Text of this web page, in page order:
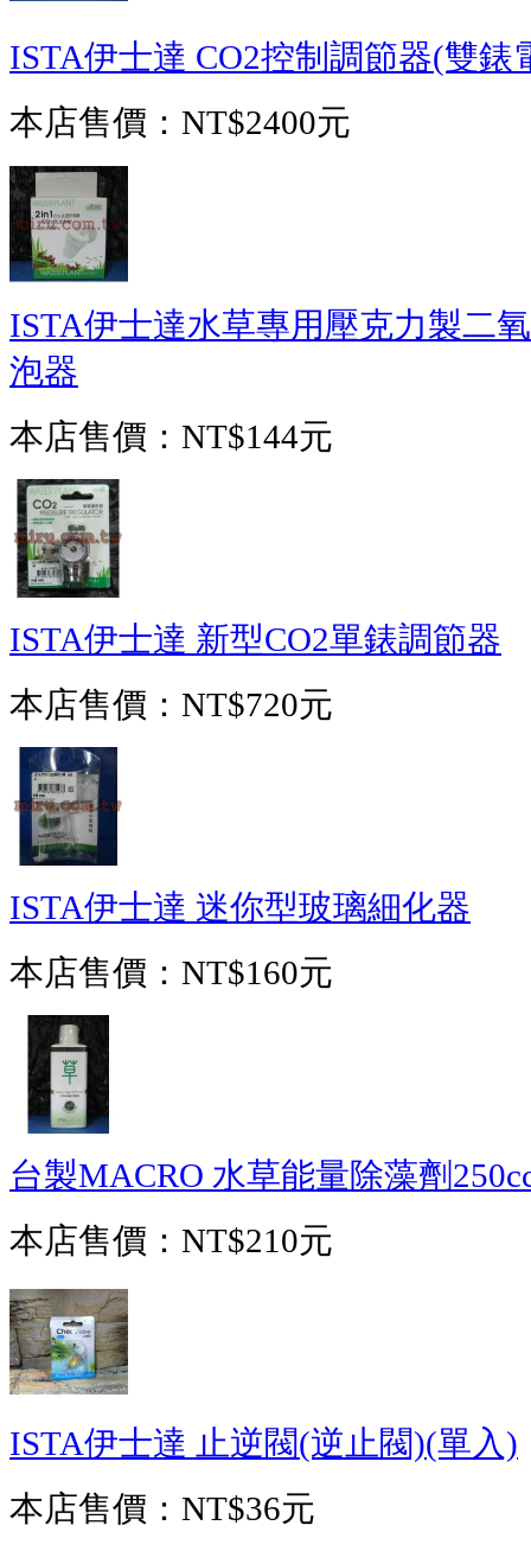
ISTA伊士達 CO2控制調節器(雙錶
本店售價： NT$2400元
ISTA伊士達水草專用壓克力製二
泡器
本店售價： NT$144元
ISTA伊士達 新型CO2單錶調節器
本店售價： NT$720元
ISTA伊士達 迷你型玻璃細化器
本店售價： NT$160元
台製MACRO 水草能量除藻劑
本店售價： NT$210元
ISTA伊士達 止逆閥(逆止閥)(單入)
本店售價： NT$36元